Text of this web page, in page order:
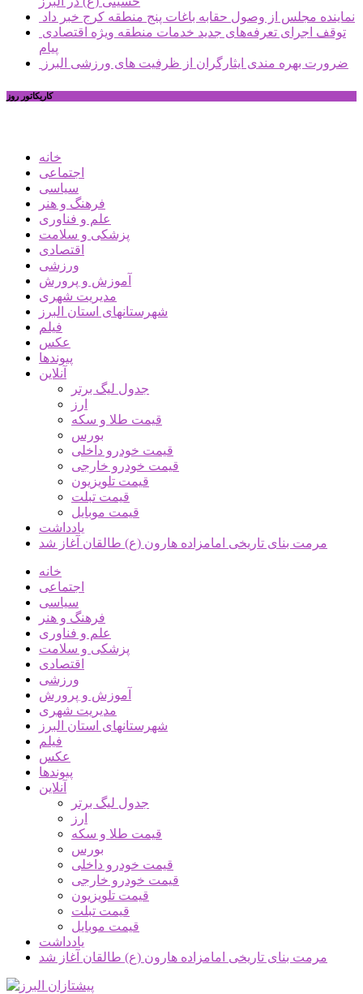
نماینده مجلس از وصول حقابه باغات پنج منطقه کرج خبر داد
پیام
ضرورت بهره مندی ایثارگران از ظرفیت های ورزشی البرز
کاریکاتور روز
خانه
اجتماعی
سیاسی
فرهنگ و هنر
علم و فناوری
پزشکی و سلامت
اقتصادی
ورزشی
آموزش و پرورش
مدیریت شهری
شهرستانهای استان البرز
فیلم
عکس
پیوندها
آنلاین
جدول لیگ برتر
ارز
قیمت طلا و سکه
بورس
قیمت خودرو داخلی
قیمت خودرو خارجی
قیمت تلویزیون
قیمت تبلت
قیمت موبایل
یادداشت
مرمت بنای تاریخی امامزاده هارون (ع) طالقان آغاز شد
خانه
اجتماعی
سیاسی
فرهنگ و هنر
علم و فناوری
پزشکی و سلامت
اقتصادی
ورزشی
آموزش و پرورش
مدیریت شهری
شهرستانهای استان البرز
فیلم
عکس
پیوندها
آنلاین
جدول لیگ برتر
ارز
قیمت طلا و سکه
بورس
قیمت خودرو داخلی
قیمت خودرو خارجی
قیمت تلویزیون
قیمت تبلت
قیمت موبایل
یادداشت
مرمت بنای تاریخی امامزاده هارون (ع) طالقان آغاز شد